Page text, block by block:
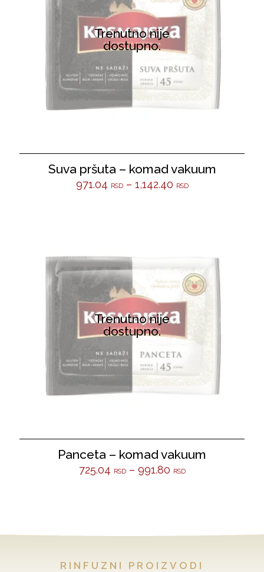
Trenutno nije
dostupno.
Suva pršuta – komad vakuum
971.04 RSD– 1,142.40 RSD
Trenutno nije
dostupno.
Panceta – komad vakuum
725.04 RSD– 991.80 RSD
RINFUZNI PROIZVODI